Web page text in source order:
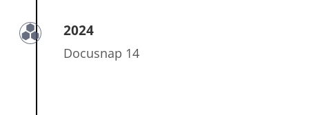
2024
Docusnap 14